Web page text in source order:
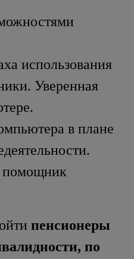
использования
Уверенная
в плане
помощник
пенсионеры
по